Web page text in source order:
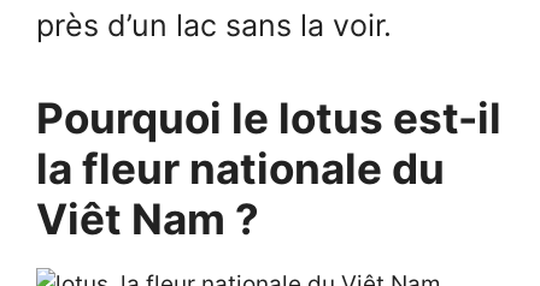
près d’un lac sans la voir.
Pourquoi le lotus est-il
la fleur nationale du
Viêt Nam ?